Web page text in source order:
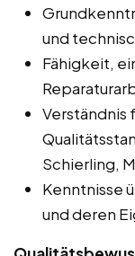
und
Fähigkeit,
Verständnis
Schierling,
Kenntnisse
und deren